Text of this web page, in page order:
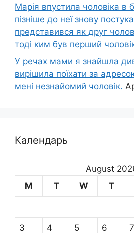
Марія впустила чоловіка в
пізніше до неї знову
представився як друг
тоді ким був перший
У речах мами я знайшла див
вирішила поїхати за
мені незнайомий чоловік.
Календарь
August
M
T W T
3 4 5 6 7